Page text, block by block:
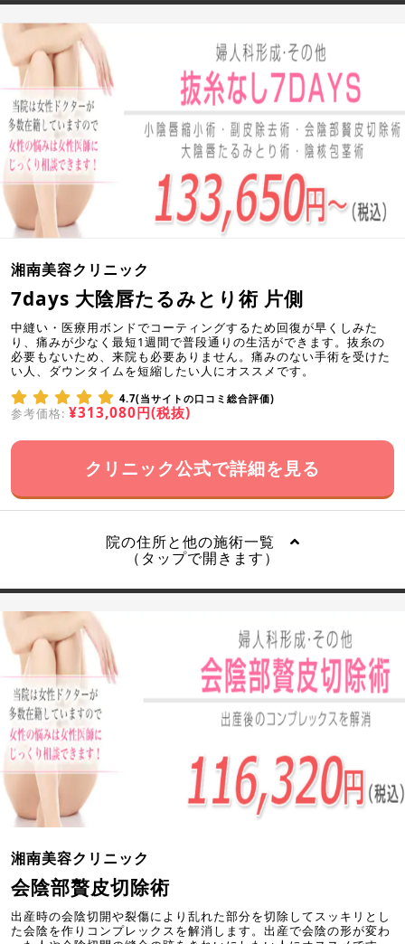
湘南美容クリニック
7days 大陰唇たるみとり術 片側
中縫い・医療用ボンドでコーティングするため回復が早くしみた
り、痛みが少なく最短1週間で普段通りの生活ができます。抜糸の
必要もないため、来院も必要ありません。痛みのない手術を受けた
い人、ダウンタイムを短縮したい人にオススメです。
4.7(当サイトの口コミ総合評価)
参考価格: ¥313,080円(税抜)
クリニック公式で詳細を見る
院の住所と他の施術一覧
（タップで開きます）
湘南美容クリニック
会陰部贅皮切除術
出産時の会陰切開や裂傷により乱れた部分を切除してスッキリとし
た会陰を作りコンプレックスを解消します。出産で会陰の形が変わ